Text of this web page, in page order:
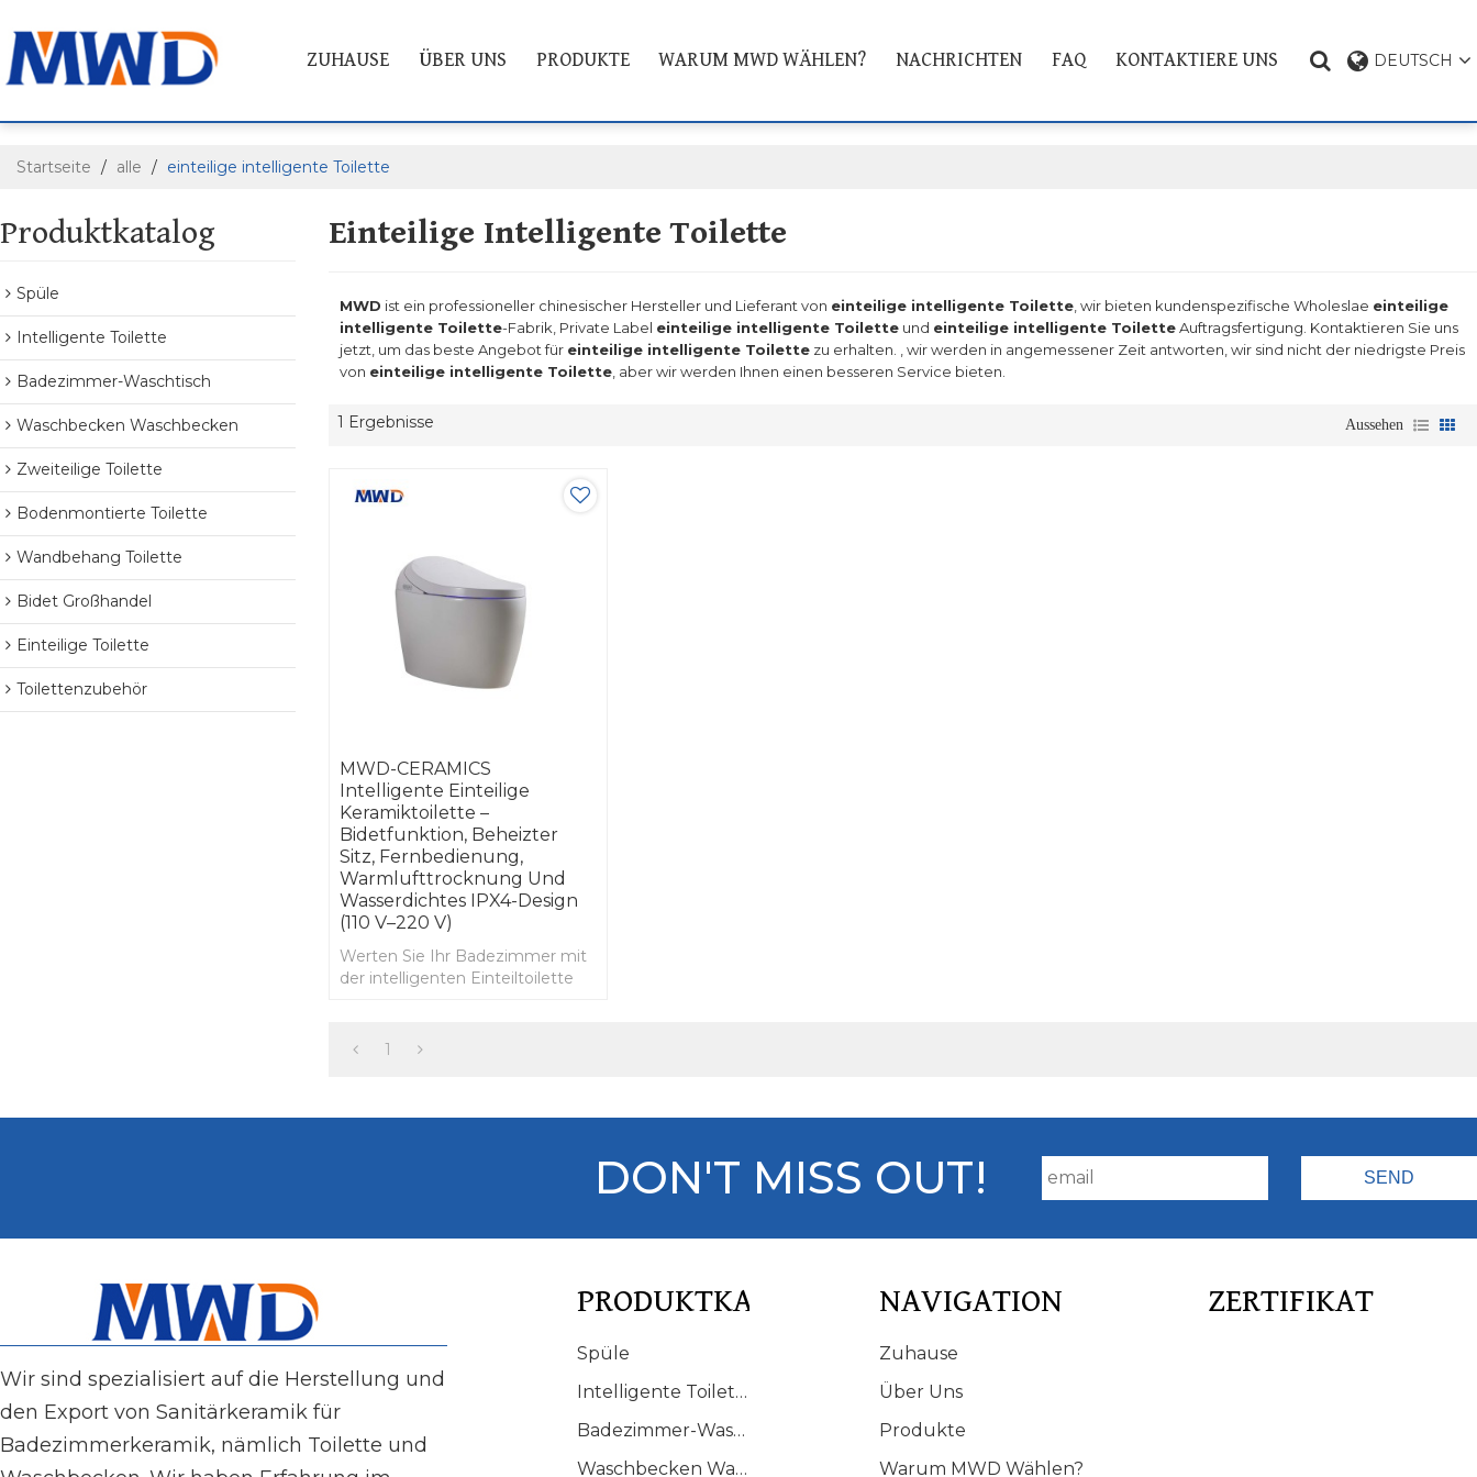
ZUHAUSE ÜBER UNS PRODUKTE WARUM MWD WÄHLEN? NACHRICHTEN FAQ
KONTAKTIERE UNS
DEUTSCH
Startseite / alle / einteilige intelligente Toilette
Produktkatalog
Spüle
Intelligente Toilette
Badezimmer-Waschtisch
Waschbecken Waschbecken
Zweiteilige Toilette
Bodenmontierte Toilette
Wandbehang Toilette
Bidet Großhandel
Einteilige Toilette
Toilettenzubehör
Einteilige Intelligente Toilette
MWD ist ein professioneller chinesischer Hersteller und Lieferant von einteilige intelligente Toilette, wir bieten kundenspezifische Wholeslae einteilige
intelligente Toilette-Fabrik, Private Label einteilige intelligente Toiletteund einteilige intelligente ToiletteAuftragsfertigung. Kontaktieren Sie uns
jetzt, um das beste Angebot für einteilige intelligente Toilettezu erhalten. , wir werden in angemessener Zeit antworten, wir sind nicht der niedrigste Preis
von einteilige intelligente Toilette, aber wir werden Ihnen einen besseren Service bieten.
1 Ergebnisse Aussehen
MWD-CERAMICS
Intelligente Einteilige
Keramiktoilette –
Bidetfunktion, Beheizter
Sitz, Fernbedienung,
Warmlufttrocknung Und
Wasserdichtes IPX4-Design
(110 V–220 V)
Werten Sie Ihr Badezimmer mit
der intelligenten Einteiltoilette
Bidet-Spray, Warmlufttrocknung,
1
DON'T MISS OUT!
Wir sind spezialisiert auf die Herstellung und
den Export von Sanitärkeramik für
Badezimmerkeramik, nämlich Toilette und
PRODUKTKATALOG
Spüle
Intelligente Toilette
Badezimmer-Waschtisch
Waschbecken Waschbecken
NAVIGATION
Zuhause
Über Uns
Produkte
Warum MWD Wählen?
ZERTIFIKAT